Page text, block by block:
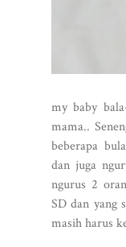
my baby
mama..
beberapa
dan juga
ngurus 2
SD dan yang
masih harus